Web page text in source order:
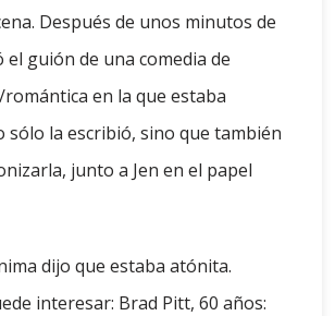
Después de unos minutos de
el guión de una comedia de
en la que estaba
sólo la escribió, sino que también
junto a Jen en el papel
dijo que estaba atónita.
interesar: Brad Pitt, 60 años: